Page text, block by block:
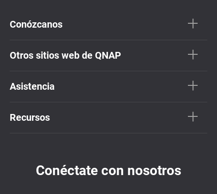
Conózcanos
Otros sitios web de QNAP
Asistencia
Recursos
Conéctate con nosotros